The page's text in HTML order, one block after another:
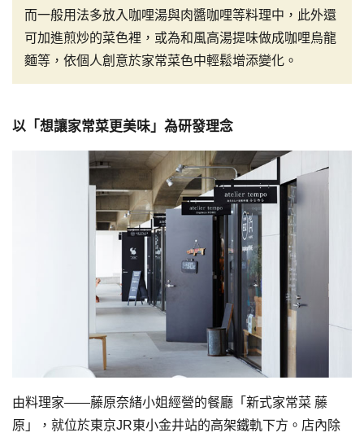
而一般用法多放入咖哩湯與肉醬咖哩等料理中，此外還
可加進煎炒的菜色裡，或為和風高湯提味做成咖哩烏龍
麵等，依個人創意於家常菜色中輕鬆增添變化。
以「想讓家常菜更美味」為研發理念
由料理家――藤原奈緒小姐經營的餐廳「新式家常菜 藤
原」，就位於東京JR東小金井站的高架鐵軌下方。店內除